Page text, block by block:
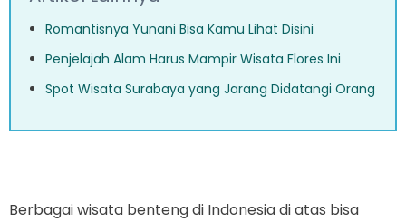
Romantisnya Yunani Bisa Kamu Lihat Disini
Penjelajah Alam Harus Mampir Wisata Flores Ini
Spot Wisata Surabaya yang Jarang Didatangi Orang
Berbagai wisata benteng di Indonesia di atas bisa